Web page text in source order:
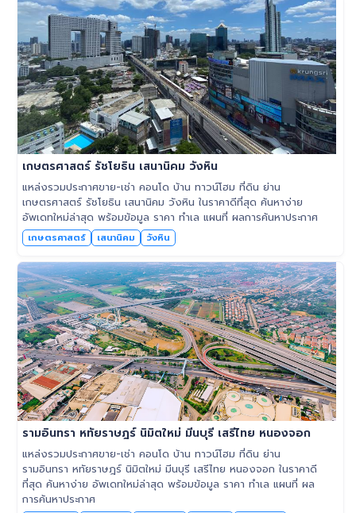
เกษตรศาสตร์ รัชโยธิน เสนานิคม วังหิน
แหล่งรวมประกาศขาย-เช่า คอนโด บ้าน ทาวน์โฮม ที่ดิน ย่าน
เกษตรศาสตร์ รัชโยธิน เสนานิคม วังหิน ในราคาดีที่สุด ค้นหาง่าย
อัพเดทใหม่ล่าสุด พร้อมข้อมูล ราคา ทำเล แผนที่ ผลการค้นหาประกาศ
เกษตรศาสตร์ เสนานิคม วังหิน
รามอินทรา หทัยราษฎร์ นิมิตใหม่ มีนบุรี เสรีไทย หนองจอก
แหล่งรวมประกาศขาย-เช่า คอนโด บ้าน ทาวน์โฮม ที่ดิน ย่าน
รามอินทรา หทัยราษฎร์ นิมิตใหม่ มีนบุรี เสรีไทย หนองจอก ในราคาดี
ที่สุด ค้นหาง่าย อัพเดทใหม่ล่าสุด พร้อมข้อมูล ราคา ทำเล แผนที่ ผล
การค้นหาประกาศ